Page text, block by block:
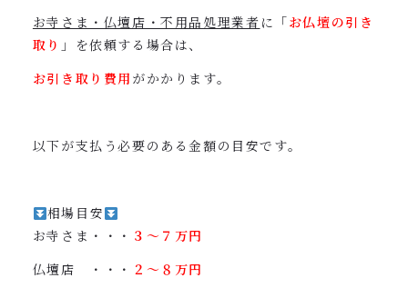
お寺さま・仏壇店・不用品処理業者 に「お仏壇の引き
取り 」を依頼する場合は、
お引き取り費用 がかかります。
以下が支払う必要のある金額の目安です。
相場目安
お寺さま・・・ ３〜７万円
仏壇店 ・・・ ２〜８万円